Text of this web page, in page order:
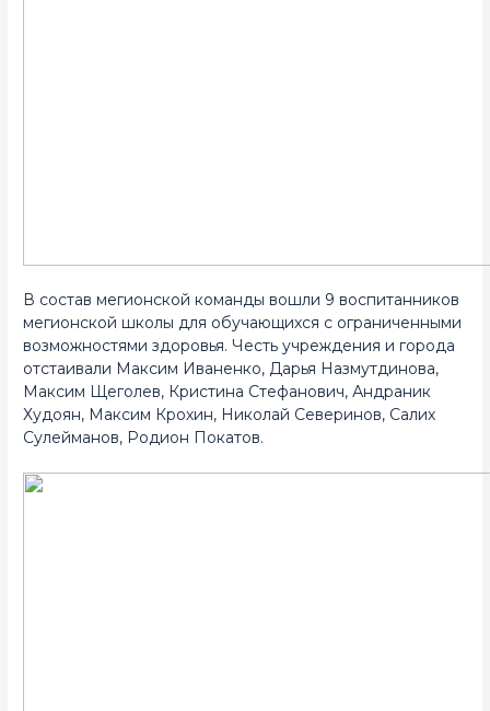
В состав мегионской команды вошли 9 воспитанников
мегионской школы для обучающихся с ограниченными
возможностями здоровья. Честь учреждения и города
отстаивали Максим Иваненко, Дарья Назмутдинова,
Максим Щеголев, Кристина Стефанович, Андраник
Худоян, Максим Крохин, Николай Северинов, Салих
Сулейманов, Родион Покатов.